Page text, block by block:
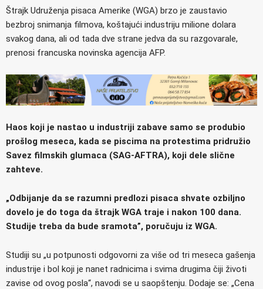
Štrajk Udruženja pisaca Amerike (WGA) brzo je zaustavio
bezbroj snimanja filmova, koštajući industriju milione dolara
svakog dana, ali od tada dve strane jedva da su razgovarale,
prenosi francuska novinska agencija AFP.
Haos koji je nastao u industriji zabave samo se produbio
prošlog meseca, kada se piscima na protestima pridružio
Savez filmskih glumaca (SAG-AFTRA), koji dele slične
zahteve.
„Odbijanje da se razumni predlozi pisaca shvate ozbiljno
dovelo je do toga da štrajk WGA traje i nakon 100 dana.
Studije treba da bude sramota”, poručuju iz WGA.
Studiji su „u potpunosti odgovorni za više od tri meseca gašenja
industrije i bol koji je nanet radnicima i svima drugima čiji životi
zavise od ovog posla“, navodi se u saopštenju. Dodaje se: „Cena